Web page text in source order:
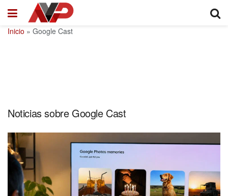
Inicio » Google Cast
Noticias sobre Google Cast